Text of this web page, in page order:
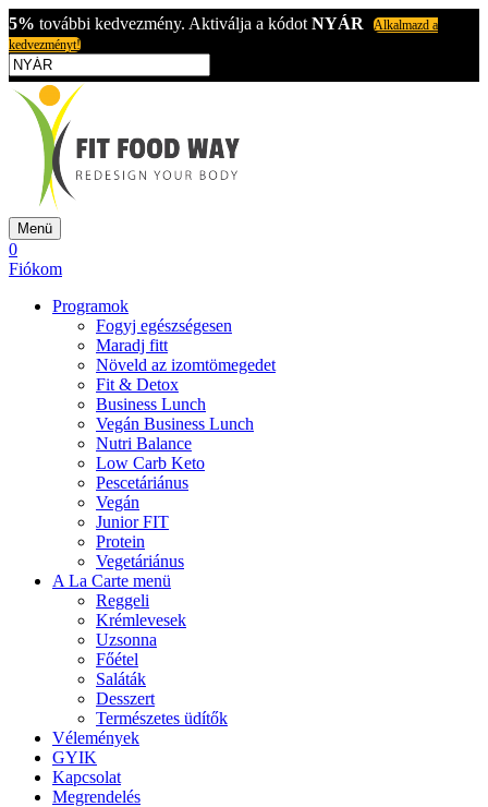
5% további kedvezmény. Aktiválja a kódot NYÁR
Alkalmazd a
kedvezményt!
Menü
0
Fiókom
Programok
Fogyj egészségesen
Maradj fitt
Növeld az izomtömegedet
Fit & Detox
Business Lunch
Vegán Business Lunch
Nutri Balance
Low Carb Keto
Pescetáriánus
Vegán
Junior FIT
Protein
Vegetáriánus
A La Carte menü
Reggeli
Krémlevesek
Uzsonna
Főétel
Saláták
Desszert
Természetes üdítők
Vélemények
GYIK
Kapcsolat
Megrendelés